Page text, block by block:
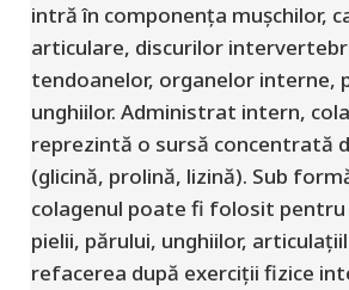
intră în componența mușchilor,
articulare, discurilor
tendoanelor, organelor interne,
unghiilor. Administrat intern,
reprezintă o sursă concentrată
(glicină, prolină, lizină). Sub
colagenul poate fi folosit
pielii, părului, unghiilor,
refacerea după exerciții fizice